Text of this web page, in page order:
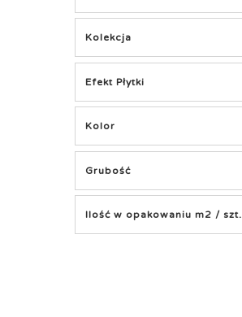
Kolekcja
Efekt Płytki
Kolor
Grubość
Ilość w opakowaniu m2 / szt.